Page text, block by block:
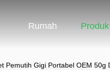
Rumah Produk
Pemutih Gigi Portabel OEM